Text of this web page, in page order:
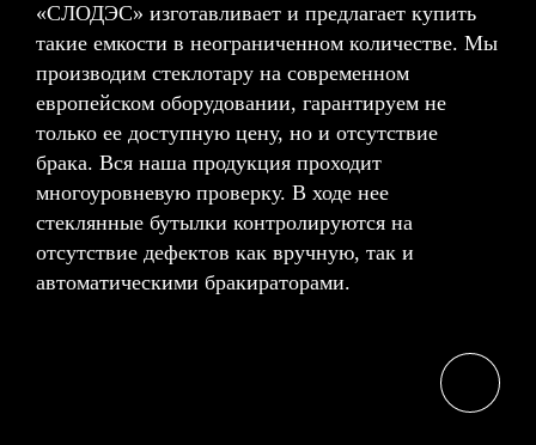
«СЛОДЭС» изготавливает и предлагает купить
такие емкости в неограниченном количестве. Мы
производим стеклотару на современном
европейском оборудовании, гарантируем не
только ее доступную цену, но и отсутствие
брака. Вся наша продукция проходит
многоуровневую проверку. В ходе нее
стеклянные бутылки контролируются на
отсутствие дефектов как вручную, так и
автоматическими бракираторами.